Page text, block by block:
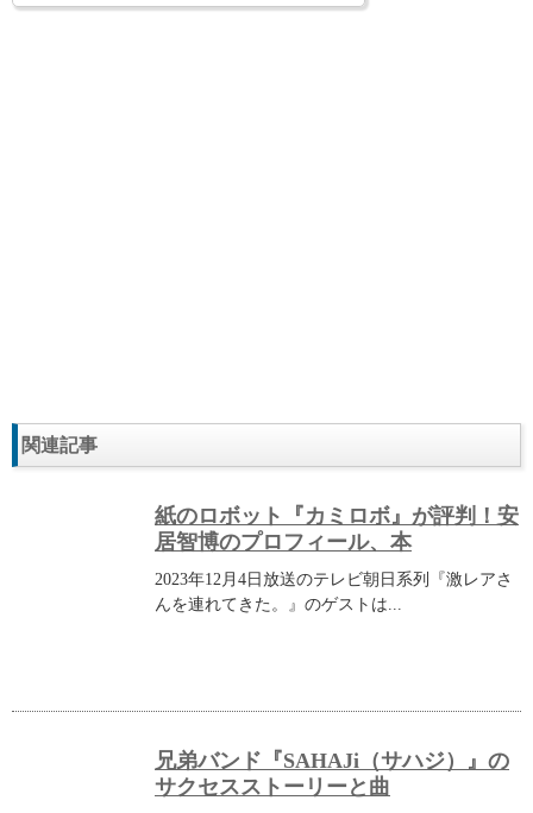
関連記事
紙のロボット『カミロボ』が評判！安
居智博のプロフィール、本
2023年12月4日放送のテレビ朝日系列『激レアさ
んを連れてきた。』のゲストは...
兄弟バンド『SAHAJi（サハジ）』の
サクセスストーリーと曲